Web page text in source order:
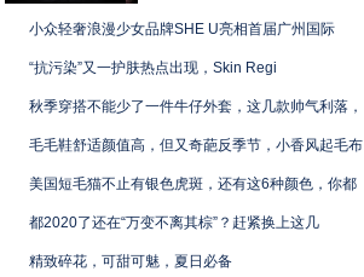
小众轻奢浪漫少女品牌SHE U亮相首届广州国际
“抗污染”又一护肤热点出现，Skin Regi
秋季穿搭不能少了一件牛仔外套，这几款帅气利落，
毛毛鞋舒适颜值高，但又奇葩反季节，小香风起毛布
美国短毛猫不止有银色虎斑，还有这6种颜色，你都
都2020了还在“万变不离其棕”？赶紧换上这几
精致碎花，可甜可魅，夏日必备